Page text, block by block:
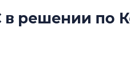
решении по